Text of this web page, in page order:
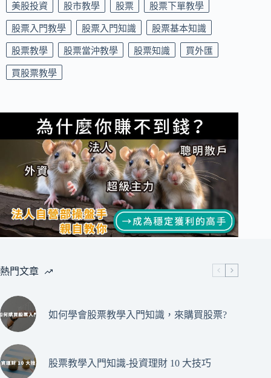
美股投資 股市教學 股票 股票下單教學
股票入門教學 股票入門知識 股票基本知識
股票教學 股票當沖教學 股票知識 買外匯
買股票教學
熱門文章
如何學會股票教學入門知識，來購買股票?
股票教學入門知識-投資理財 10 大技巧